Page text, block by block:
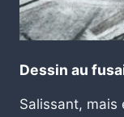
Dessin au
Salissant, mais